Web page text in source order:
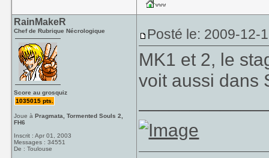
RainMakeR
Chef de Rubrique Nécrologique
Score au grosquiz
1035015 pts.
Joue àPragmata, Tormented Souls 2,
FH6
Inscrit : Apr 01, 2003
Messages : 34551
De : Toulouse
Posté le: 2009-12-
MK1 et 2, le
voit aussi dans